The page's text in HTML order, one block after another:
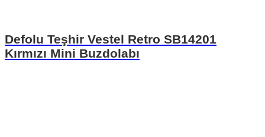
Defolu Teşhir Vestel Retro SB14201
Kırmızı Mini Buzdolabı